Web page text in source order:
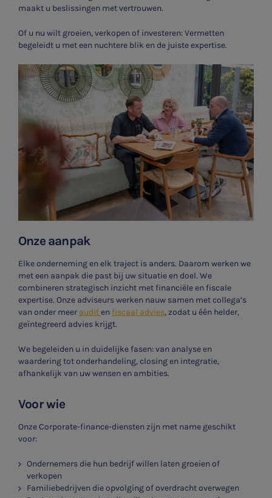
maakt u beslissingen met vertrouwen.
Of u nu wilt groeien, verkopen of investeren: Vermetten
begeleidt u met een nuchtere blik en de juiste expertise.
Onze aanpak
Elke onderneming en elk traject is anders. Daarom werken we
met een aanpak die past bij uw situatie en doel. We
combineren strategisch inzicht met financiële en fiscale
expertise. Onze adviseurs werken nauw samen met collega’s
van onder meer auditenfiscaal advies, zodat u één helder,
geïntegreerd advies krijgt.
We begeleiden u in duidelijke fasen: van analyse en
waardering tot onderhandeling, closing en integratie,
afhankelijk van uw wensen en ambities.
Voor wie
Onze Corporate-finance-diensten zijn met name geschikt
voor:
Ondernemers die hun bedrijf willen laten groeien of
verkopen
Familiebedrijven die opvolging of overdracht overwegen